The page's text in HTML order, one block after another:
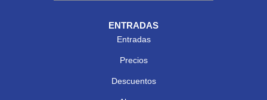
ENTRADAS
Entradas
Precios
Descuentos